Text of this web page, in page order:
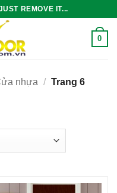
REMOVE IT...
0
nhựa / Trang 6